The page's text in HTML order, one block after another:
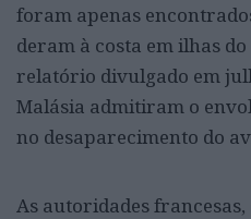
foram apenas
deram à costa em ilhas
relatório divulgado em
Malásia admitiram o
no desaparecimento do
As autoridades